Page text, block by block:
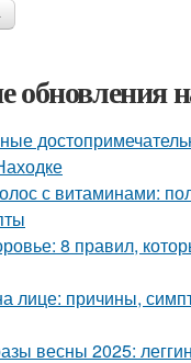
обновления
с витаминами:
8 правил,
лице: причины,
весны 2025: